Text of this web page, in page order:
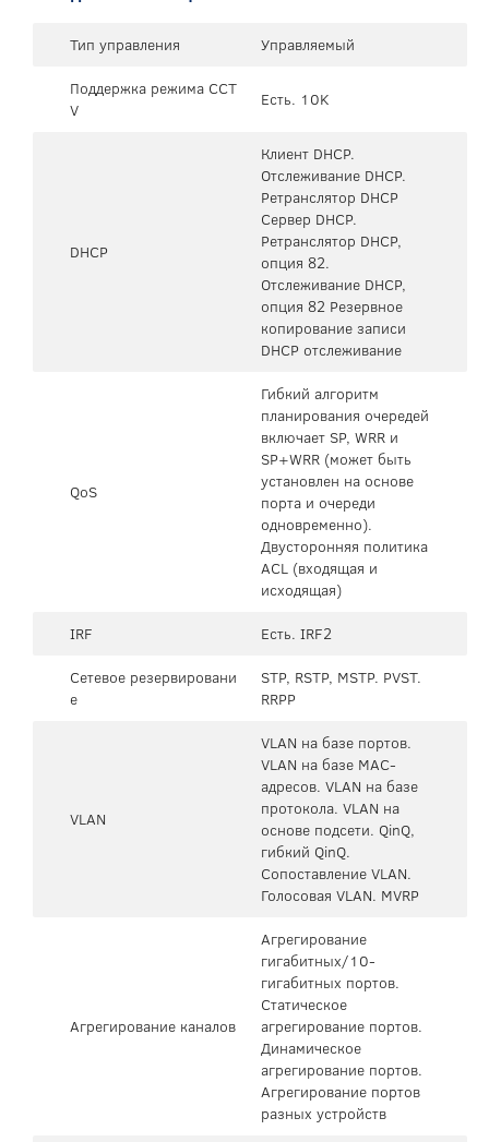
Тип управления
Управляемый
Поддержка режима CCT
V
Есть. 10K
DHCP
Клиент DHCP.
Отслеживание DHCP.
Ретранслятор DHCP
Сервер DHCP.
Ретранслятор DHCP,
опция 82.
Отслеживание DHCP,
опция 82 Резервное
копирование записи
DHCP отслеживание
QoS
Гибкий алгоритм
планирования очередей
включает SP, WRR и
SP+WRR (может быть
установлен на основе
порта и очереди
одновременно).
Двусторонняя политика
ACL (входящая и
исходящая)
IRF
Есть. IRF2
Сетевое резервировани
е
STP, RSTP, MSTP. PVST.
RRPP
VLAN
VLAN на базе портов.
VLAN на базе MAC-
адресов. VLAN на базе
протокола. VLAN на
основе подсети. QinQ,
гибкий QinQ.
Сопоставление VLAN.
Голосовая VLAN. MVRP
Агрегирование каналов
Агрегирование
гигабитных/10-
гигабитных портов.
Статическое
агрегирование портов.
Динамическое
агрегирование портов.
Агрегирование портов
разных устройств